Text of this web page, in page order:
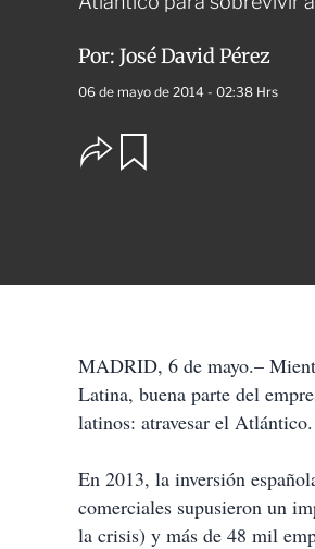
Por: José David Pérez
06 de mayo de 2014 - 02:38 Hrs
O
p
s
o
m
a
t
r
MADRID, 6 de mayo.–
Latina, buena parte del
latinos: atravesar el Atlántico.
En 2013, la inversión
comerciales supusieron un
la crisis) y más de 48 mil